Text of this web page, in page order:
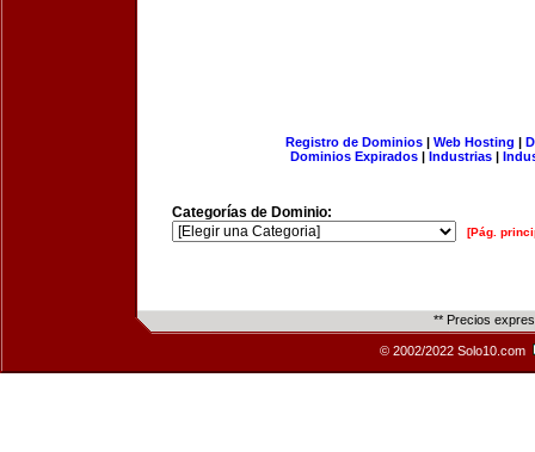
Registro de Dominios| Web Hosting |
Dominios Expirados | Industrias |
Categorías de Dominio:
[Pág.
** Precios
© 2002/2022 Solo10.com